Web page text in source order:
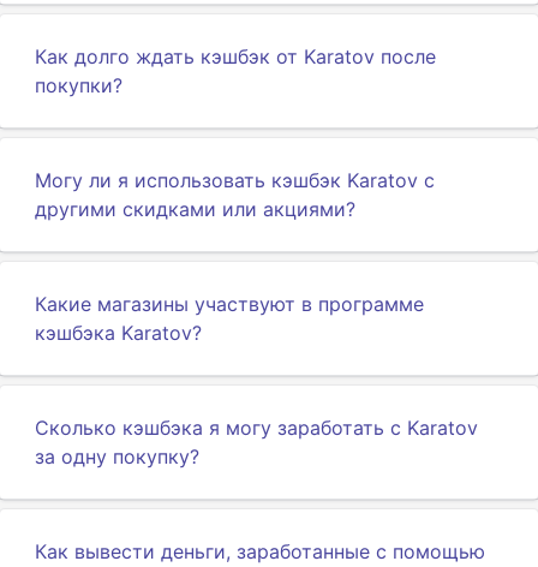
Как долго ждать кэшбэк от Karatov после
покупки?
Могу ли я использовать кэшбэк Karatov с
другими скидками или акциями?
Какие магазины участвуют в программе
кэшбэка Karatov?
Сколько кэшбэка я могу заработать с Karatov
за одну покупку?
Как вывести деньги, заработанные с помощью